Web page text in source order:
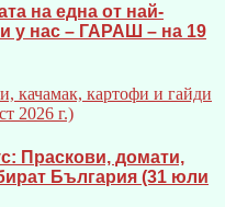
на една от най-
у нас – ГАРАШ – на 19
Праскови, домати,
България (31 юли